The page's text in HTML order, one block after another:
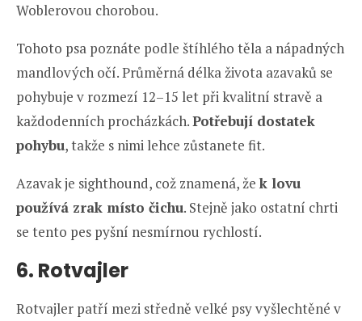
Woblerovou chorobou.
Tohoto psa poznáte podle štíhlého těla a nápadných
mandlových očí. Průměrná délka života azavaků se
pohybuje v rozmezí 12–15 let při kvalitní stravě a
každodenních procházkách.Potřebují dostatek
pohybu, takže s nimi lehce zůstanete fit.
Azavak je sighthound, což znamená, že k lovu
používá zrak místo čichu. Stejně jako ostatní chrti
se tento pes pyšní nesmírnou rychlostí.
6. Rotvajler
Rotvajler patří mezi středně velké psy vyšlechtěné v